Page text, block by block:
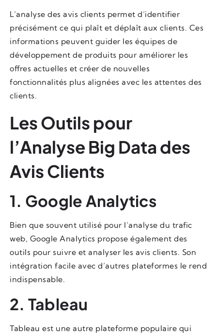
L’analyse des avis clients permet d’identifier
précisément ce qui plaît et déplaît aux clients. Ces
informations peuvent guider les équipes de
développement de produits pour améliorer les
offres actuelles et créer de nouvelles
fonctionnalités plus alignées avec les attentes des
clients.
Les Outils pour
l’Analyse Big Data des
Avis Clients
1. Google Analytics
Bien que souvent utilisé pour l’analyse du trafic
web, Google Analytics propose également des
outils pour suivre et analyser les avis clients. Son
intégration facile avec d’autres plateformes le rend
indispensable.
2. Tableau
Tableau est une autre plateforme populaire qui